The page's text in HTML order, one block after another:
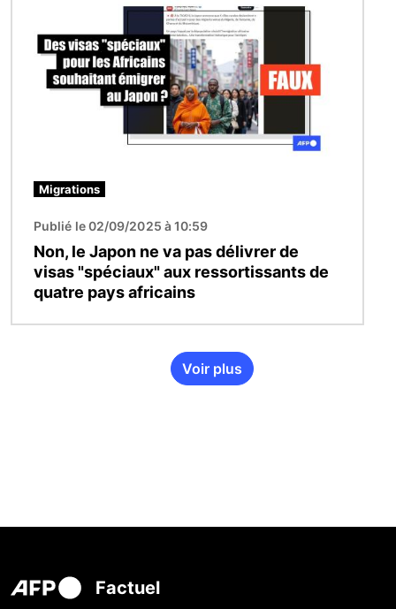
Migrations
Publié le 02/09/2025 à 10:59
Non, le Japon ne va pas délivrer de
visas "spéciaux" aux ressortissants de
quatre pays africains
Voir plus
Factuel